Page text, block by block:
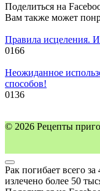
Поделиться на
Вам также может
Правила исцеления.
0166
Неожиданное
способов!
0136
© 2026 Рецепты
Рак погибает всего
излечено более 50